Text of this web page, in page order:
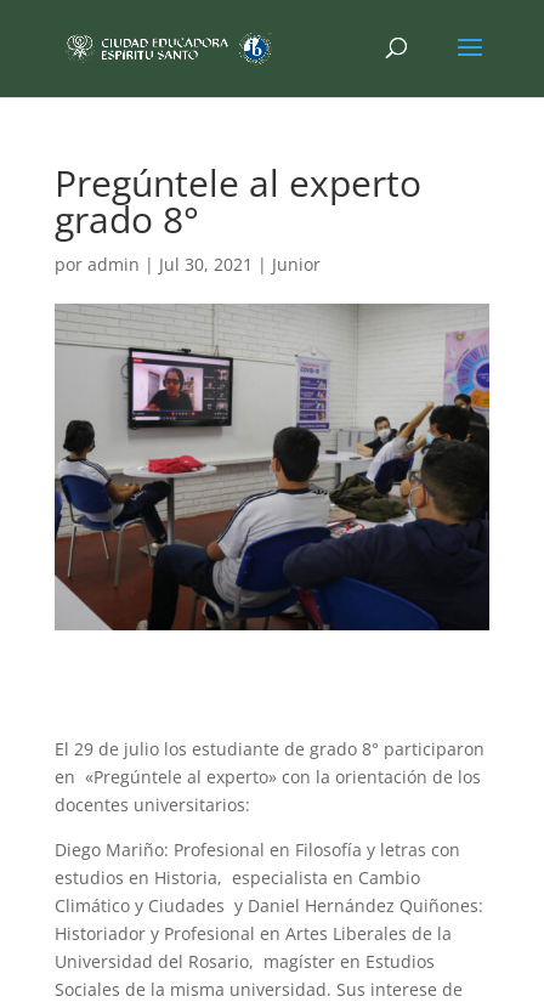
Pregúntele al experto
grado 8°
por admin | Jul 30, 2021 | Junior
El 29 de julio los estudiante de grado 8° participaron
en «Pregúntele al experto» con la orientación de los
docentes universitarios:
Diego Mariño: Profesional en Filosofía y letras con
estudios en Historia, especialista en Cambio
Climático y Ciudades y Daniel Hernández Quiñones:
Historiador y Profesional en Artes Liberales de la
Universidad del Rosario, magíster en Estudios
Sociales de la misma universidad. Sus interese de